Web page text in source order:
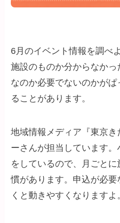
6月のイベント情報を調べ
施設のものか分からなか
なのか必要でないのかが
ることがあります。
地域情報メディア『東京き
ーさんが担当しています
をしているので、月ごと
慣があります。申込が必
くと動きやすくなりますよ